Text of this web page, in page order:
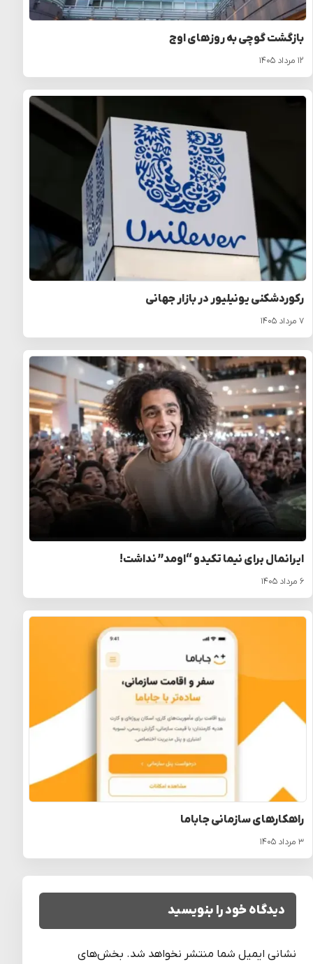
بازگشت گوچی به روزهای اوج
۱۲ مرداد ۱۴۰۵
رکوردشکنی یونیلیور در بازار جهانی
۷ مرداد ۱۴۰۵
ایرانمال برای نیما تکیدو “اومد” نداشت!
۶ مرداد ۱۴۰۵
راهکارهای سازمانی جاباما
۳ مرداد ۱۴۰۵
دیدگاه خود را بنویسید
نشانی ایمیل شما منتشر نخواهد شد. بخش‌های